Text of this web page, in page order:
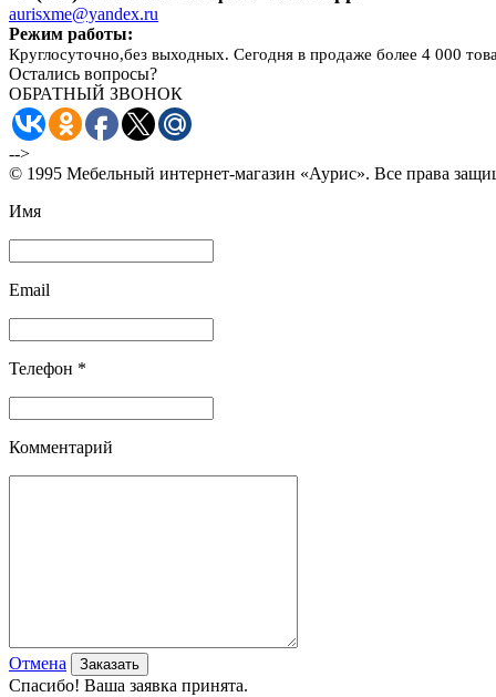
aurisxme@yandex.ru
Режим работы:
Круглосуточно,без выходных. Сегодня в продаже более 4 000
Остались вопросы?
ОБРАТНЫЙ ЗВОНОК
-->
© 1995 Мебельный интернет-магазин «Аурис». Все права
Имя
Email
Телефон *
Комментарий
Отмена
Спасибо! Ваша заявка принята.